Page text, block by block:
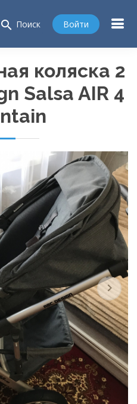
search Поиск Войти
коляска 2
Salsa AIR 4
Next